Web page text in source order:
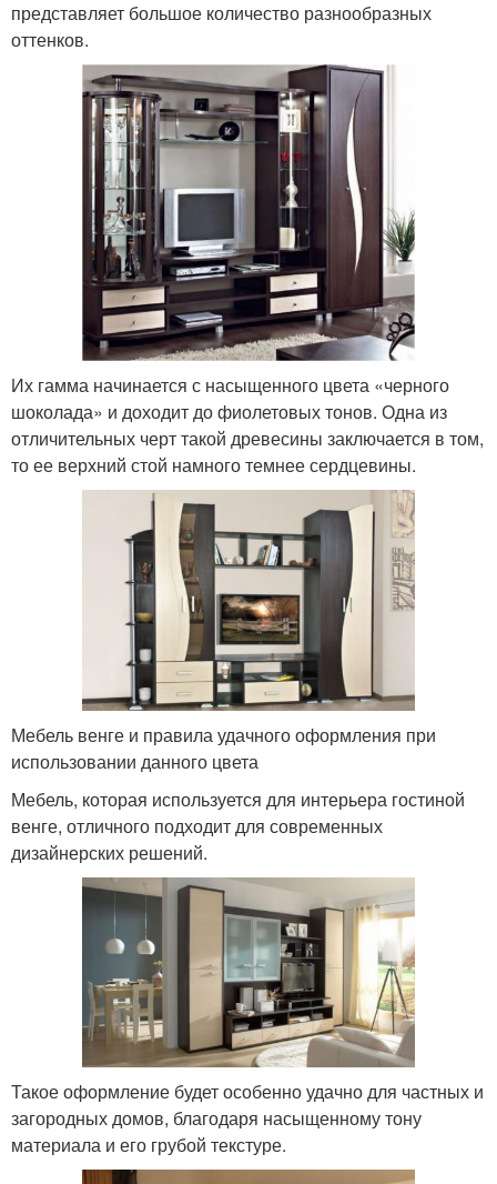
представляет большое количество разнообразных
оттенков.
Их гамма начинается с насыщенного цвета «черного
шоколада» и доходит до фиолетовых тонов. Одна из
отличительных черт такой древесины заключается в том,
то ее верхний стой намного темнее сердцевины.
Мебель венге и правила удачного оформления при
использовании данного цвета
Мебель, которая используется для интерьера гостиной
венге, отличного подходит для современных
дизайнерских решений.
Такое оформление будет особенно удачно для частных и
загородных домов, благодаря насыщенному тону
материала и его грубой текстуре.